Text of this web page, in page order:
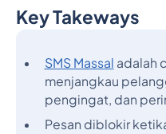
Key Takeways
SMS Massal adalah
menjangkau
pengingat, dan
Pesan diblokir
Judul 2